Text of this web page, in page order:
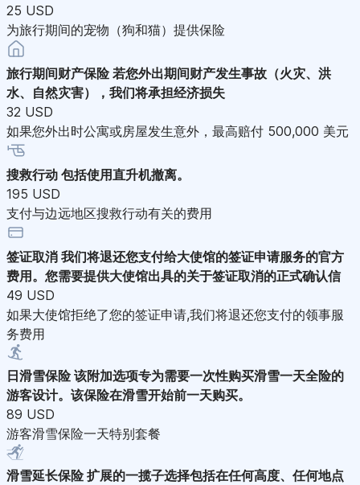
25 USD
为旅行期间的宠物（狗和猫）提供保险
旅行期间财产保险 若您外出期间财产发生事故（火灾、洪
水、自然灾害），我们将承担经济损失
32 USD
如果您外出时公寓或房屋发生意外，最高赔付 500,000 美元
搜救行动 包括使用直升机撤离。
195 USD
支付与边远地区搜救行动有关的费用
签证取消 我们将退还您支付给大使馆的签证申请服务的官方
费用。您需要提供大使馆出具的关于签证取消的正式确认信
49 USD
如果大使馆拒绝了您的签证申请,我们将退还您支付的领事服
务费用
日滑雪保险 该附加选项专为需要一次性购买滑雪一天全险的
游客设计。该保险在滑雪开始前一天购买。
89 USD
游客滑雪保险一天特别套餐
滑雪延长保险 扩展的一揽子选择包括在任何高度、任何地点